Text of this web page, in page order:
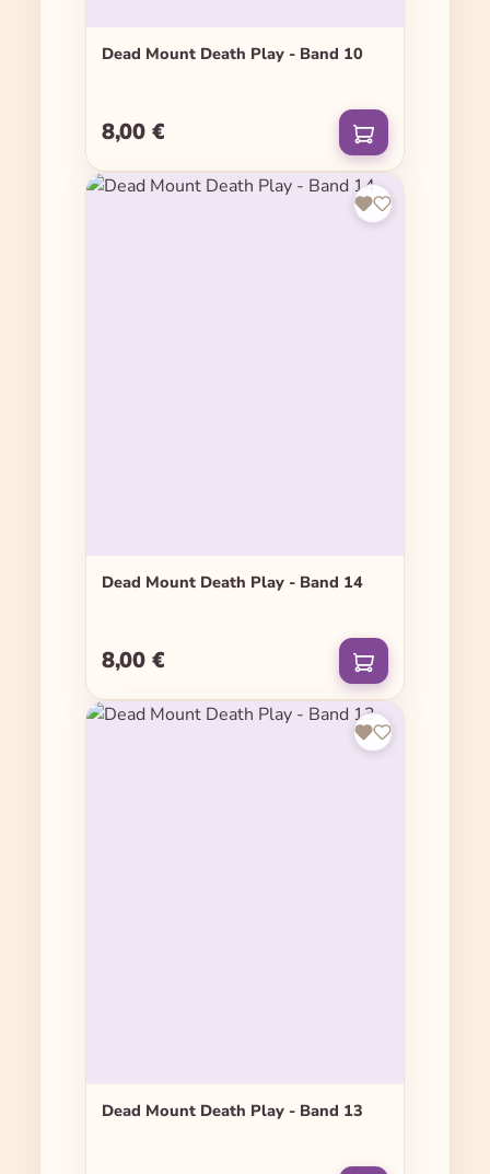
Dead Mount Death Play - Band 10
Regulärer Preis:
8,00 €
Dead Mount Death Play - Band 14
Regulärer Preis:
8,00 €
Dead Mount Death Play - Band 13